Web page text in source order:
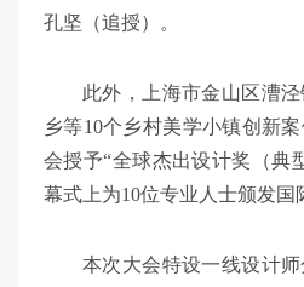
孔坚（追授）。
此外，上海市金山区漕
乡等10个乡村美学小镇创新
会授予“全球杰出设计奖（典
幕式上为10位专业人士颁发国
本次大会特设一线设计